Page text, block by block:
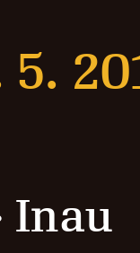
5.
Inau